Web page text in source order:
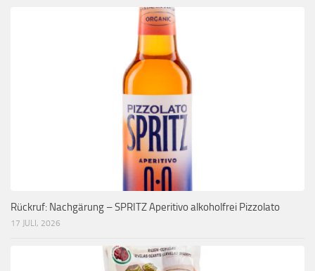
Rückruf: Nachgärung – SPRITZ Aperitivo alkoholfrei Pizzolato
17 JULI, 2026